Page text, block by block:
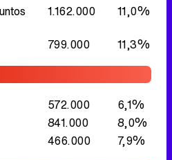
572.000
6,1%
466.000 7,9%
1.413.000
14,1%
497.000 7,1%